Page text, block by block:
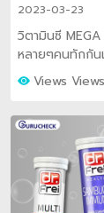
2023-03-23
วิตามินซี
หลายๆคนทักกัน
Views